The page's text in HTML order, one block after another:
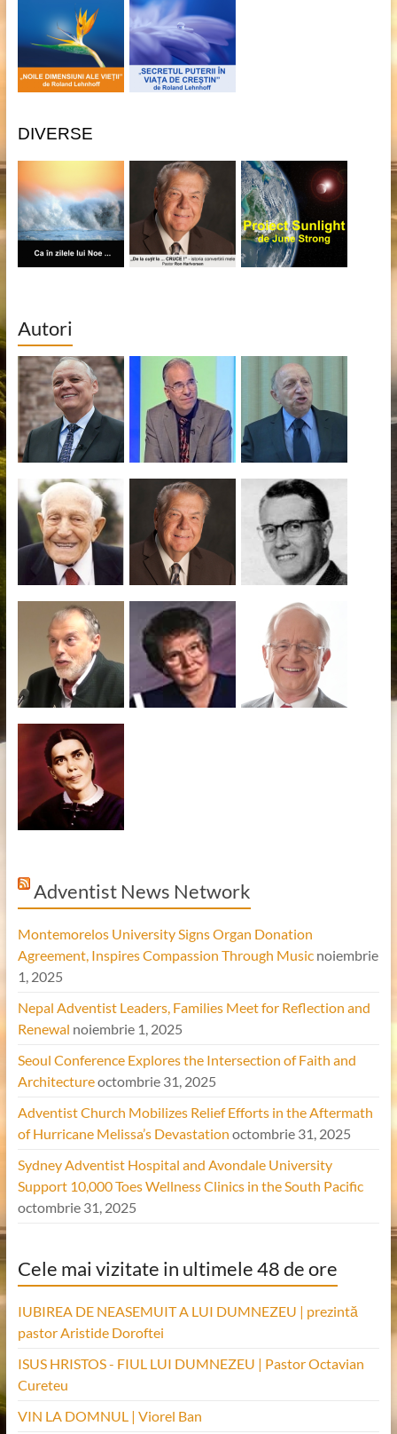
DIVERSE
Autori
Adventist News Network
Montemorelos University Signs Organ Donation
Agreement, Inspires Compassion Through Music noiembrie
1, 2025
Nepal Adventist Leaders, Families Meet for Reflection and
Renewal noiembrie 1, 2025
Seoul Conference Explores the Intersection of Faith and
Architectureoctombrie 31, 2025
Adventist Church Mobilizes Relief Efforts in the Aftermath
of Hurricane Melissa’s Devastation octombrie 31, 2025
Sydney Adventist Hospital and Avondale University
Support 10,000 Toes Wellness Clinics in the South Pacific
octombrie 31, 2025
Cele mai vizitate in ultimele 48 de ore
IUBIREA DE NEASEMUIT A LUI DUMNEZEU | prezintă
pastor Aristide Doroftei
ISUS HRISTOS - FIUL LUI DUMNEZEU | Pastor Octavian
Cureteu
VIN LA DOMNUL | Viorel Ban